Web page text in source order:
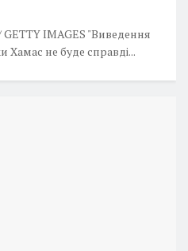
IMAGES "Виведення
Хамас не буде справді...